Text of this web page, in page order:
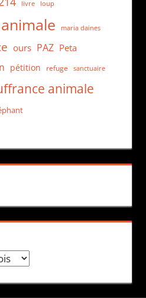
livre loup
maria daines
ours PAZ Peta
pétition refuge sanctuaire
animale